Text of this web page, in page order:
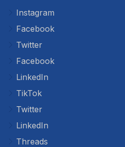
Instagram
Facebook
Twitter
Facebook
LinkedIn
TikTok
Twitter
LinkedIn
Threads